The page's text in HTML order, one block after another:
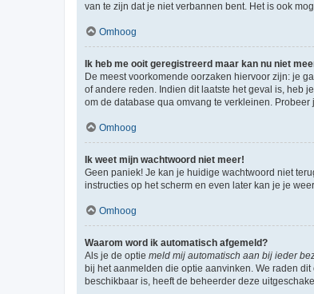
van te zijn dat je niet verbannen bent. Het is ook
Omhoog
Ik heb me ooit geregistreerd maar kan nu niet
De meest voorkomende oorzaken hiervoor zijn: je
of andere reden. Indien dit laatste het geval is, heb
om de database qua omvang te verkleinen.
Omhoog
Ik weet mijn wachtwoord niet meer!
Geen paniek! Je kan je huidige wachtwoord niet
instructies op het scherm en even later kan je je
Omhoog
Waarom word ik automatisch afgemeld?
Als je de optie meld mij automatisch aan bij ieder
bij het aanmelden die optie aanvinken. We raden
beschikbaar is, heeft de beheerder deze